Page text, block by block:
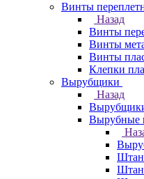
Винты
Назад
Винты
Винты
Винты
Клепки
Вырубщики
Назад
Вырубные